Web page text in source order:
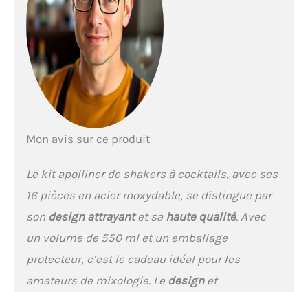
cocktail, le petit prince devant son roi vous
sentirez unique avec shaker de cocktail
professionnel.
Kit de Barman Professionnel
Complet
shaker professionnel
cocktail,S'adapte à tous les goûts un peu
vintage, rétro moderne,
attrayante offre un aspect agréable, avec
élégance innée tout un mélange parfait pour
votre meilleure fête
Apolliner, Set de bar
cocktails parfaits
équipements de cuisine
indispensable pour un set de spritz alcoolisés
Negroni pour bar, set complet, avec double
jigger Professionnel.
Mon avis sur ce produit
Le kit apolliner de shakers à cocktails, avec ses
16 pièces en acier inoxydable, se distingue par
son design attrayantet sa haute qualité. Avec
un volume de 550 ml et un emballage
protecteur, c’est le cadeau idéal pour les
amateurs de mixologie. Le designet